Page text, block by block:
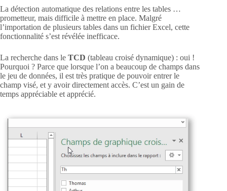
La détection automatique des relations entre les tables …
prometteur, mais difficile à mettre en place. Malgré
l’importation de plusieurs tables dans un fichier Excel, cette
fonctionnalité s’est révélée inefficace.
La recherche dans le TCD (tableau croisé dynamique) : oui !
Pourquoi ? Parce que lorsque l’on a beaucoup de champs dans
le jeu de données, il est très pratique de pouvoir entrer le
champ visé, et y avoir directement accès. C’est un gain de
temps appréciable et apprécié.